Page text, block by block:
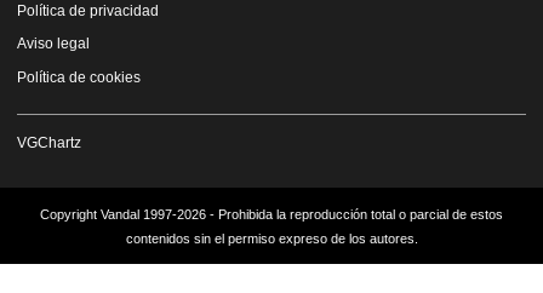
Política de privacidad
Aviso legal
Política de cookies
VGChartz
Copyright Vandal 1997-2026 - Prohibida la reproducción total o parcial de estos
contenidos sin el permiso expreso de los autores.